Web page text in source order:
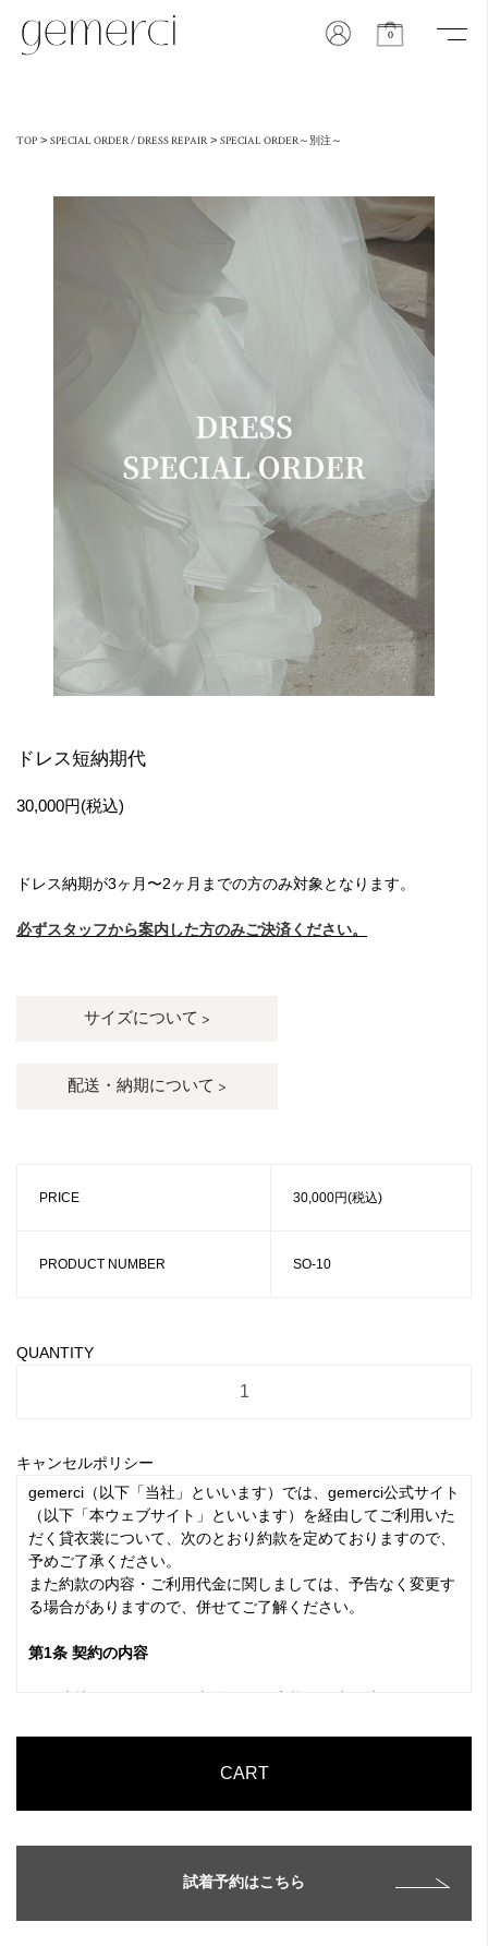
0
TOP > SPECIAL ORDER / DRESS REPAIR > SPECIAL ORDER～別注～
ドレス短納期代
30,000円(税込)
ドレス納期が3ヶ月〜2ヶ月までの方のみ対象となります。
必ずスタッフから案内した方のみご決済ください。
サイズについて >
配送・納期について >
PRICE 30,000円(税込)
PRODUCT NUMBER SO-10
QUANTITY
キャンセルポリシー
gemerci（以下「当社」といいます）では、gemerci公式サイト
（以下「本ウェブサイト」といいます）を経由してご利用いた
だく貸衣裳について、次のとおり約款を定めておりますので、
予めご了承ください。
また約款の内容・ご利用代金に関しましては、予告なく変更す
る場合がありますので、併せてご了解ください。
第1条 契約の内容
けるよう当社が手配を行うものであり、お客様は当社と貸衣裳
となります。
2. 本契約の内容・条件は本ウェブサイト内ご利用ガイド記載の
CART
試着予約はこちら